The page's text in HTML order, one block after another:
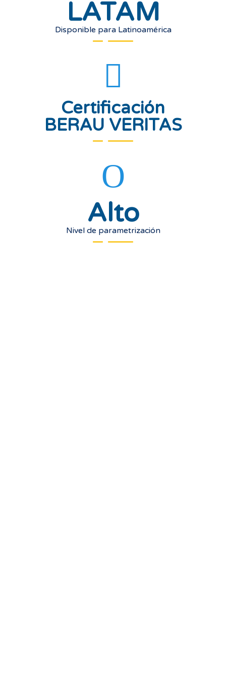
LATAM
Disponible para Latinoamérica
Certificación
BERAU VERITAS
Alto
Nivel de parametrización